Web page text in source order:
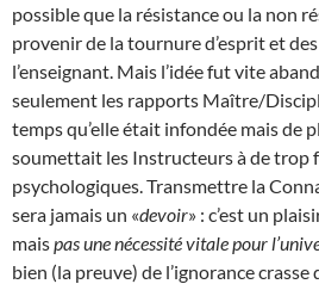
possible que la résistance ou la non
provenir de la tournure d’esprit et
l’enseignant. Mais l’idée fut vite
seulement les rapports Maître/
temps qu’elle était infondée mais de
soumettait les Instructeurs à de trop
psychologiques. Transmettre la
sera jamais un «devoir» : c’est un
maispas une nécessité vitale pour
bien (la preuve) de l’ignorance